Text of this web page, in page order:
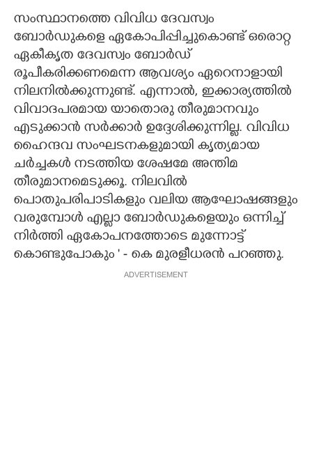
സംസ്ഥാനത്തെ വിവിധ ദേവസ്വം
ബോർഡുകളെ ഏകോപിപ്പിച്ചുകൊണ്ട് ഒരൊറ്റ
ഏകീകൃത ദേവസ്വം ബോർഡ്
രൂപീകരിക്കണമെന്ന ആവശ്യം ഏറെനാളായി
നിലനിൽക്കുന്നുണ്ട്. എന്നാൽ, ഇക്കാര്യത്തിൽ
വിവാദപരമായ യാതൊരു തീരുമാനവും
എടുക്കാൻ സർക്കാർ ഉദ്ദേശിക്കുന്നില്ല. വിവിധ
ഹൈന്ദവ സംഘടനകളുമായി കൃത്യമായ
ചർച്ചകൾ നടത്തിയ ശേഷമേ അന്തിമ
തീരുമാനമെടുക്കൂ. നിലവിൽ
പൊതുപരിപാടികളും വലിയ ആഘോഷങ്ങളും
വരുമ്പോൾ എല്ലാ ബോർഡുകളെയും ഒന്നിച്ച്
നിർത്തി ഏകോപനത്തോടെ മുന്നോട്ട്
കൊണ്ടുപോകും ' - കെ മുരളീധരൻ പറഞ്ഞു.
ADVERTISEMENT